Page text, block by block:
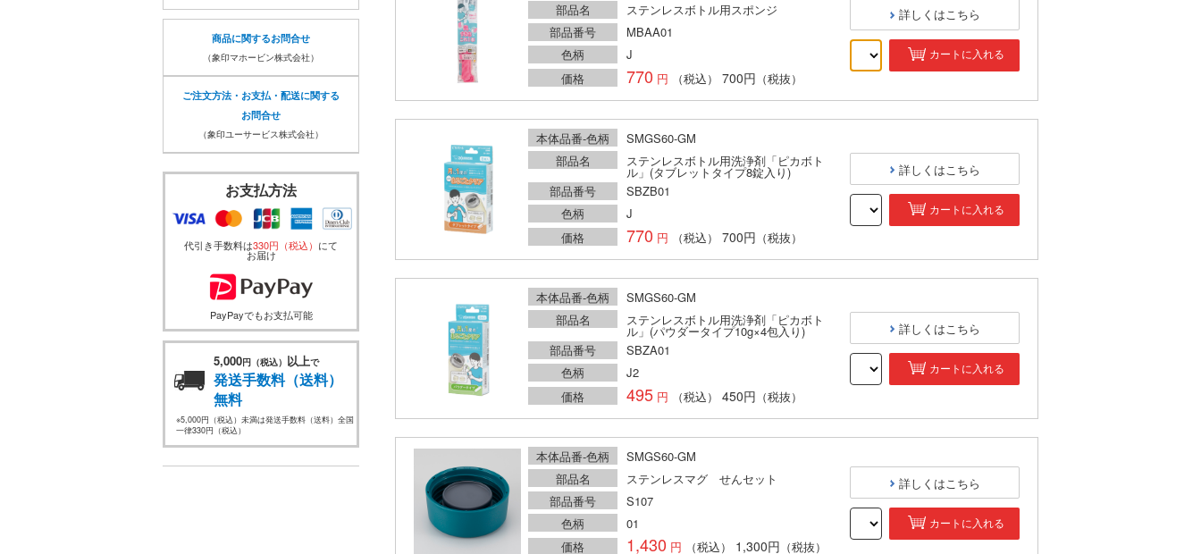
部品名
ステンレスボトル用スポンジ
部品番号
MBAA01
色柄
J
価格
770 （税込） 700円 （税抜）
詳しくはこちら
カートに入れる
本体品番-色柄
SMGS60-GM
部品名
ステンレスボトル用洗浄剤「ピカボト
ル」(タブレットタイプ8錠入り)
部品番号
SBZB01
色柄
J
価格
770 （税込） 700円 （税抜）
詳しくはこちら
カートに入れる
本体品番-色柄
SMGS60-GM
部品名
ステンレスボトル用洗浄剤「ピカボト
ル」(パウダータイプ10g×4包入り)
部品番号
SBZA01
色柄
J2
価格
495 （税込） 450円 （税抜）
詳しくはこちら
カートに入れる
本体品番-色柄
SMGS60-GM
部品名
ステンレスマグ せんセット
部品番号
S107
色柄
01
価格
1,430 （税込） 1,300円 （税抜）
詳しくはこちら
カートに入れる
商品に関するお問合せ
（象印マホービン株式会社）
ご注文方法・お支払・配送に関する
お問合せ
（象印ユーサービス株式会社）
お支払方法
代引き手数料は330円（税込） にて
お届け
PayPayでもお支払可能
5,000円（税込） 以上で
発送手数料（送料）
無料
※5,000円（税込）未満は発送手数料（送料）全国
一律330円（税込）